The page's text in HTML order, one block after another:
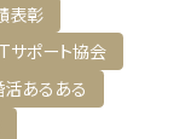
表彰
サポート協会
活あるある